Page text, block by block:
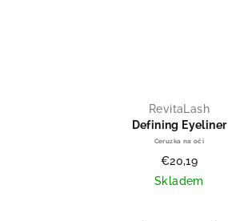
RevitaLash
Defining Eyeliner
Ceruzka na oči
€20,19
Skladem